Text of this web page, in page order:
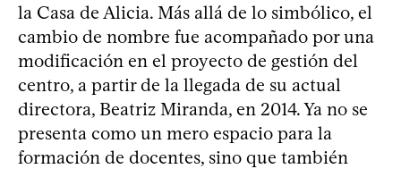
la Casa de Alicia. Más allá de lo simbólico, el
cambio de nombre fue acompañado por una
modificación en el proyecto de gestión del
centro, a partir de la llegada de su actual
directora, Beatriz Miranda, en 2014. Ya no se
presenta como un mero espacio para la
formación de docentes, sino que también